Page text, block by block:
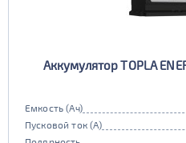
Аккумулятор TOPLA
Емкость (Ач)
Пусковой ток (А)